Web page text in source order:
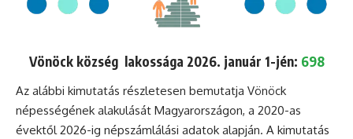
Vönöck község lakossága 2026. január 1-jén: 698
Az alábbi kimutatás részletesen bemutatja Vönöck
népességének alakulását Magyarországon, a 2020-as
évektől 2026-ig népszámlálási adatok alapján. A kimutatás